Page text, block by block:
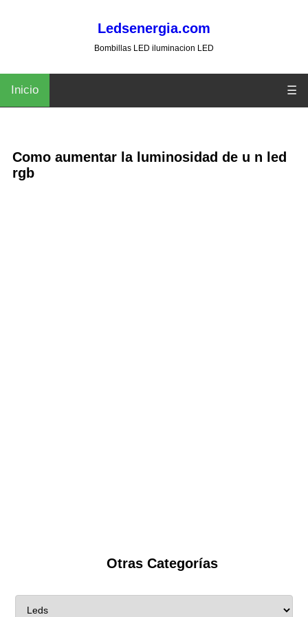
Ledsenergia.com
Bombillas LED iluminacion LED
Inicio ☰
Como aumentar la luminosidad de u n led
rgb
Otras Categorías